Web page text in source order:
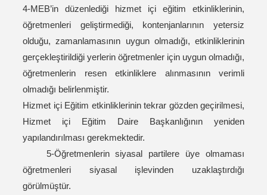
4-MEB’in düzenlediği hizmet içi eğitim etkinliklerinin,
öğretmenleri geliştirmediği, kontenjanlarının yetersiz
olduğu, zamanlamasının uygun olmadığı, etkinliklerinin
gerçekleştirildiği yerlerin öğretmenler için uygun olmadığı,
öğretmenlerin resen etkinliklere alınmasının verimli
olmadığı belirlenmiştir.
Hizmet içi Eğitim etkinliklerinin tekrar gözden geçirilmesi,
Hizmet içi Eğitim Daire Başkanlığının yeniden
yapılandırılması gerekmektedir.
5-Öğretmenlerin siyasal partilere üye olmaması
öğretmenleri siyasal işlevinden uzaklaştırdığı
görülmüştür.